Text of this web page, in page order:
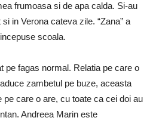
frumoasa si de apa calda. Si-au
in Verona cateva zile. “Zana” a
scoala.
pe fagas normal. Relatia pe care o
zambetul pe buze, aceasta
pe care o are, cu toate ca cei doi au
Andreea Marin este